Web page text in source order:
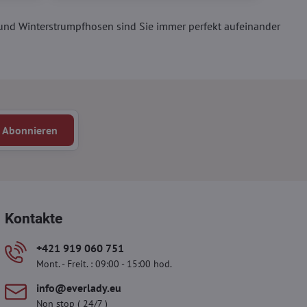
Winterstrumpfhosen sind Sie immer perfekt aufeinander
Abonnieren
Kontakte
+421 919 060 751
Mont. - Freit. : 09:00 - 15:00 hod.
info​@everlady​.eu
Non stop ( 24/7 )